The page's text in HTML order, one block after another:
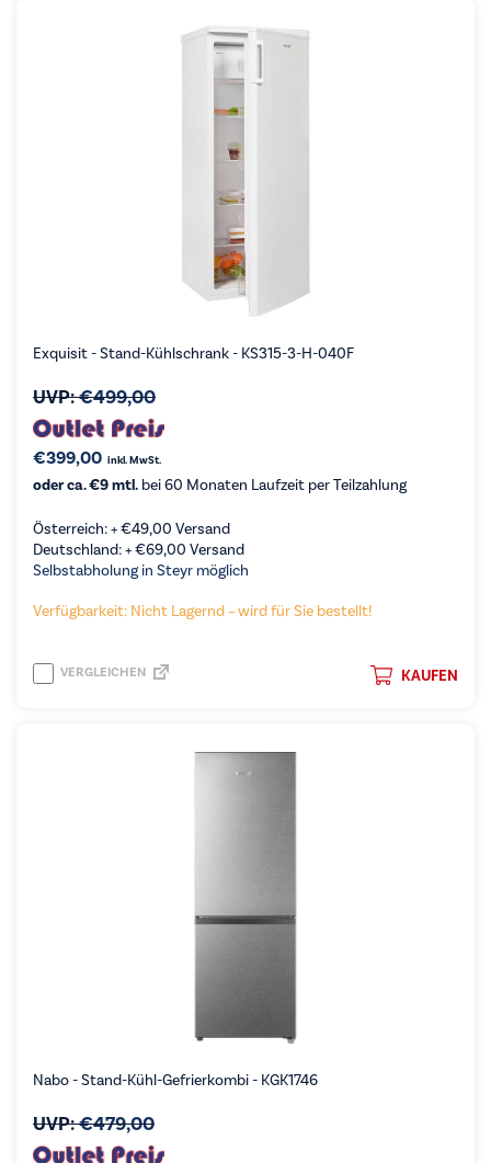
Exquisit - Stand-Kühlschrank - KS315-3-H-040F
UVP:€499,00
€399,00 inkl. MwSt.
oder ca. €9 mtl. bei 60 Monaten Laufzeit per Teilzahlung
Österreich: +€49,00 Versand
Deutschland: +€69,00 Versand
Selbstabholung in Steyr möglich
Verfügbarkeit: Nicht Lagernd – wird für Sie bestellt!
KAUFEN
VERGLEICHEN
Nabo - Stand-Kühl-Gefrierkombi - KGK1746
UVP:€479,00